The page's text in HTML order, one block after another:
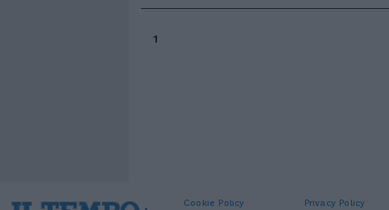
1
Cookie Policy Privacy Policy